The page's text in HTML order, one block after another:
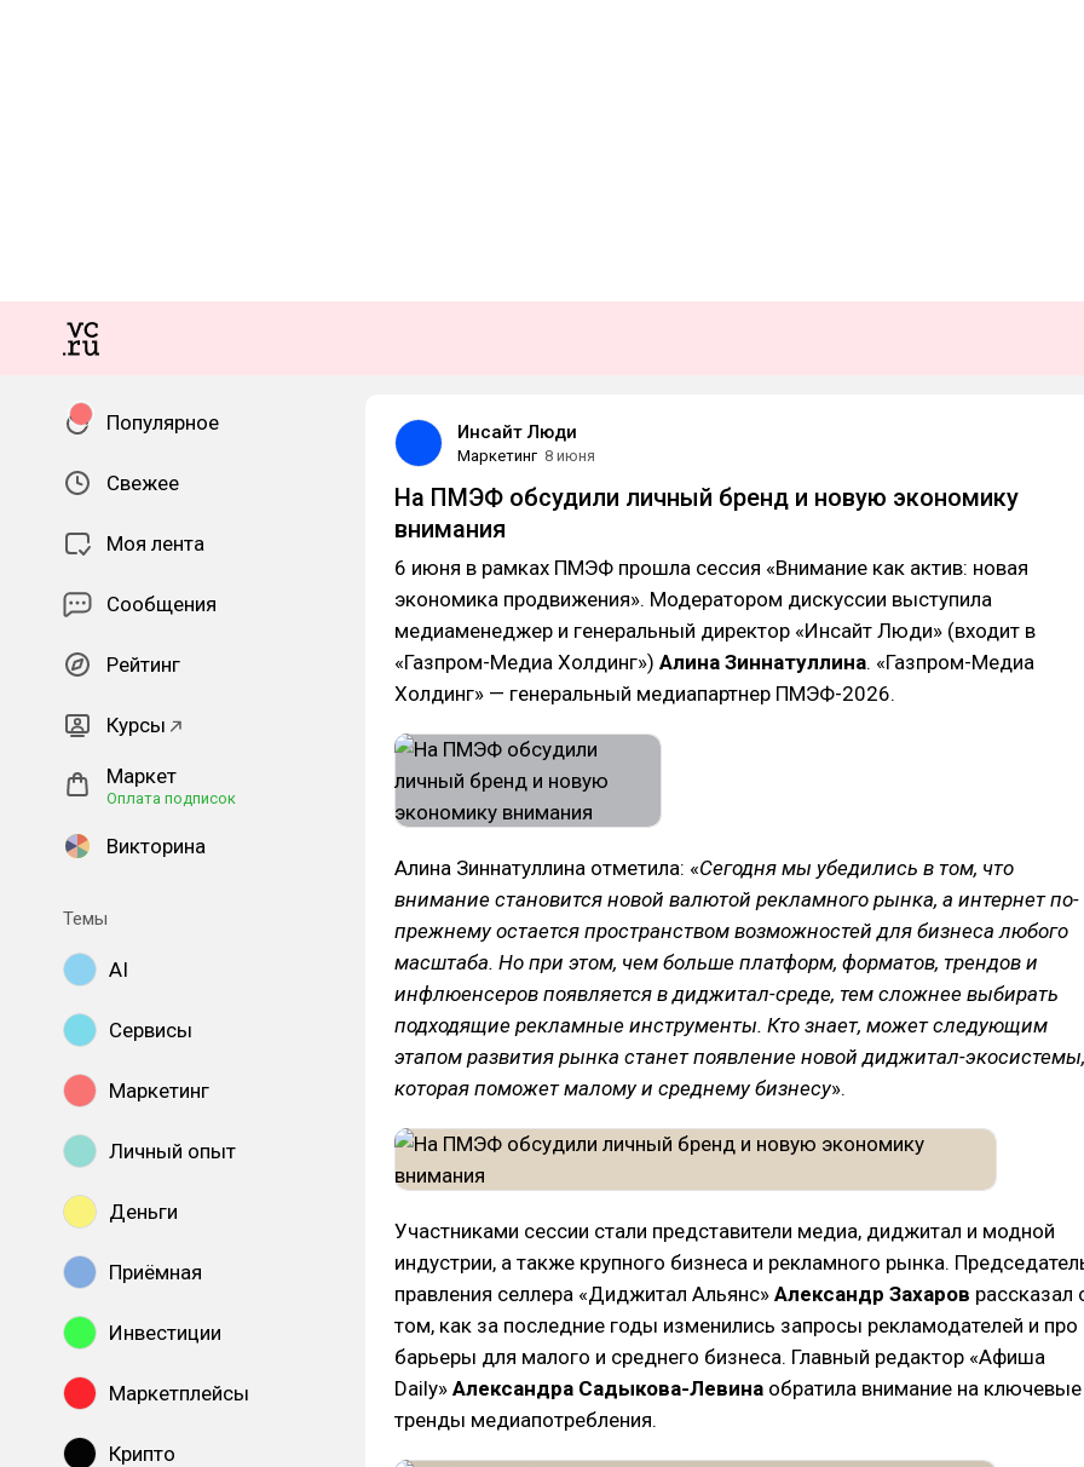
Популярное
Свежее
Моя лента
Сообщения
Рейтинг
Курсы
Маркет
Оплата подписок
Викторина
Темы
AI
Сервисы
Маркетинг
Личный опыт
Деньги
Приёмная
Инвестиции
Маркетплейсы
Крипто
Инсайт Люди
Маркетинг 8 июня
На ПМЭФ обсудили личный бренд и новую экономику
внимания
6 июня в рамках ПМЭФ прошла сессия «Внимание как актив: новая
экономика продвижения». Модератором дискуссии выступила
медиаменеджер и генеральный директор «Инсайт Люди» (входит в
«Газпром-Медиа Холдинг») Алина Зиннатуллина. «Газпром-Медиа
Холдинг» — генеральный медиапартнер ПМЭФ-2026.
Алина Зиннатуллина отметила: «Сегодня мы убедились в том, что
внимание становится новой валютой рекламного рынка, а интернет по-
прежнему остается пространством возможностей для бизнеса любого
масштаба. Но при этом, чем больше платформ, форматов, трендов и
инфлюенсеров появляется в диджитал-среде, тем сложнее выбирать
подходящие рекламные инструменты. Кто знает, может следующим
этапом развития рынка станет появление новой диджитал-экосистемы,
которая поможет малому и среднему бизнесу».
Участниками сессии стали представители медиа, диджитал и модной
индустрии, а также крупного бизнеса и рекламного рынка.
правления селлера «Диджитал Альянс» Александр Захаров рассказал
том, как за последние годы изменились запросы рекламодателей и про
барьеры для малого и среднего бизнеса. Главный редактор «Афиша
Daily» Александра Садыкова-Левина обратила внимание на ключевые
тренды медиапотребления.